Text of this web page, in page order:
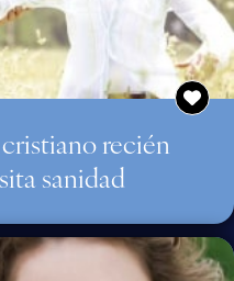
recién
sanidad